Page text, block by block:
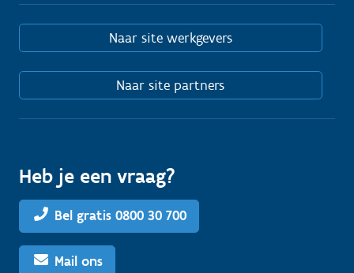
Naar site werkgevers
Naar site partners
Heb je een vraag?
Bel gratis 0800 30 700
Mail ons